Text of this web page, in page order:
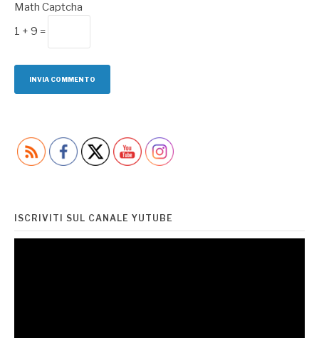
Math Captcha
1 + 9 =
ISCRIVITI SUL CANALE YUTUBE